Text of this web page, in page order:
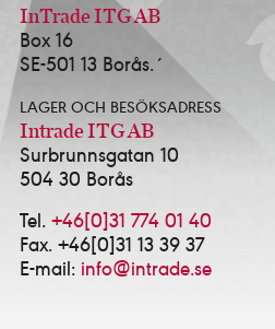
ALFTA
Ekmans Hem & Färg
ALINGSÅS
K-Försäljning AB - Alcro
0322-10114
Happy Homes / Färgtrend
17381
Idé & Design Alingsås AB
ALVESTA
InTrade ITG AB
Box 16
SE-501 13 Borås.´
LAGER OCH BESÖKSADRESS
Intrade ITG AB
Surbrunnsgatan 10
504 30 Borås
Tel. +46[0]31 774 01 40
Fax. +46[0]31 13 39 37
E-mail: info@intrade.se